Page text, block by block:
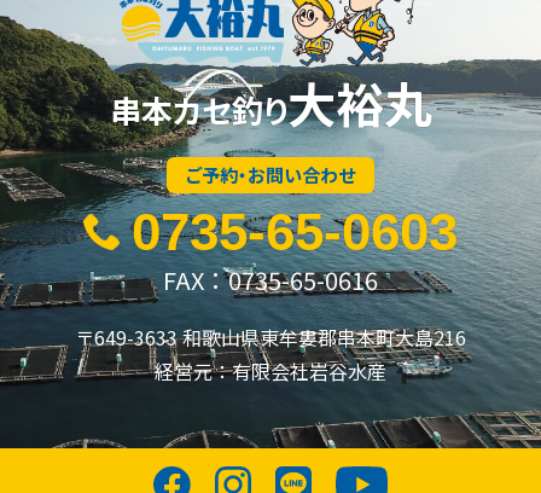
串本カセ釣り大裕丸
ご予約・お問い合わせ
0735-65-0603
FAX：0735-65-0616
〒649-3633 和歌山県東牟婁郡串本町大島216
経営元：有限会社岩谷水産